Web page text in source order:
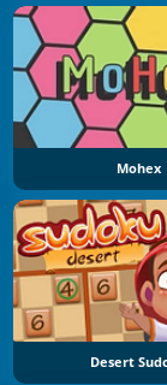
Mohex
Desert